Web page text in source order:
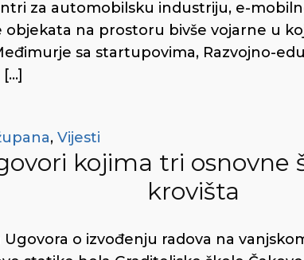
za automobilsku industriju, e-
objekata na prostoru bivše vojarne u
sa startupovima, Razvojno-
, Vijesti
kojima tri osnovne
krovišta
o izvođenju radova na